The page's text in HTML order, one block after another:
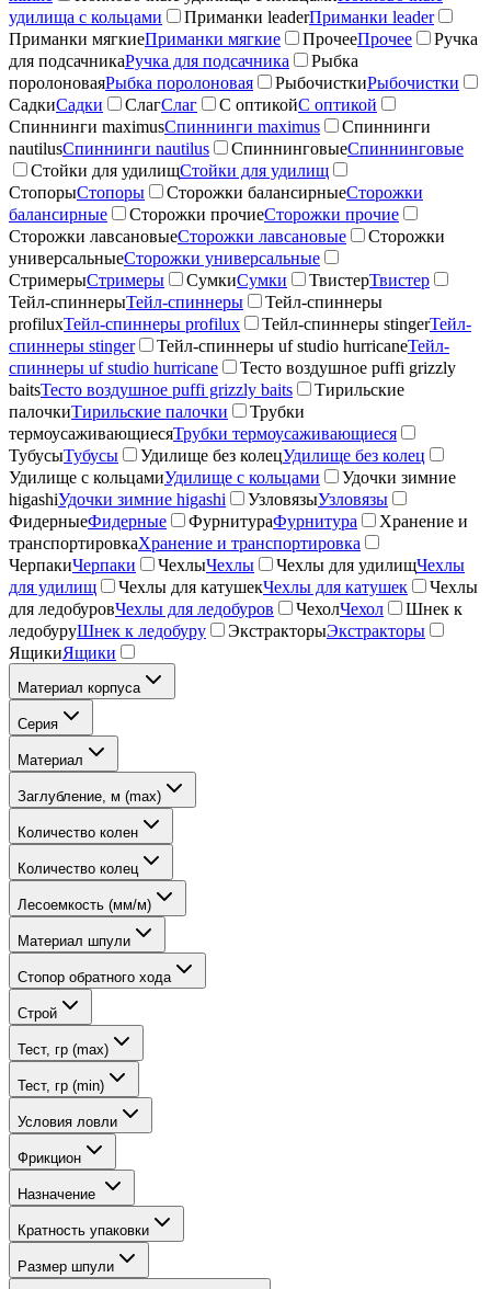
удилища с кольцами
Приманки leaderПриманки leader
Приманки мягкиеПриманки мягкие ПрочееПрочее
Ручка
для подсачникаРучка для подсачника
Рыбка
поролоноваяРыбка поролоновая РыбочисткиРыбочистки
СадкиСадки СлагСлаг С оптикойС оптикой
Спиннинги maximusСпиннинги maximus
Спиннинги
nautilusСпиннинги nautilus СпиннинговыеСпиннинговые
Стойки для удилищСтойки для удилищ
СтопорыСтопоры Сторожки балансирныеСторожки
балансирные
Сторожки прочиеСторожки прочие
Сторожки лавсановыеСторожки лавсановые
Сторожки
универсальныеСторожки универсальные
СтримерыСтримеры СумкиСумки ТвистерТвистер
Тейл-спиннерыТейл-спиннеры
Тейл-спиннеры
profiluxТейл-спиннеры profilux Тейл-спиннеры stingerТейл-
спиннеры stinger
Тейл-спиннеры uf studio hurricaneТейл-
спиннеры uf studio hurricane
Тесто воздушное puffi grizzly
baitsТесто воздушное puffi grizzly baits
Тирильские
палочкиТирильские палочки
Трубки
термоусаживающиесяТрубки термоусаживающиеся
ТубусыТубусы Удилище без колецУдилище без колец
Удилище с кольцамиУдилище с кольцами
Удочки зимние
higashiУдочки зимние higashi УзловязыУзловязы
ФидерныеФидерные ФурнитураФурнитура
Хранение и
транспортировкаХранение и транспортировка
ЧерпакиЧерпаки ЧехлыЧехлы Чехлы для удилищЧехлы
для удилищ
Чехлы для катушекЧехлы для катушек
Чехлы
для ледобуровЧехлы для ледобуров ЧехолЧехол
Шнек к
ледобуруШнек к ледобуру ЭкстракторыЭкстракторы
ЯщикиЯщики
Материал корпуса
Серия
Материал
Заглубление, м (max)
Количество колен
Количество колец
Лесоемкость (мм/м)
Материал шпули
Стопор обратного хода
Строй
Тест, гр (max)
Тест, гр (min)
Условия ловли
Фрикцион
Назначение
Кратность упаковки
Размер шпули